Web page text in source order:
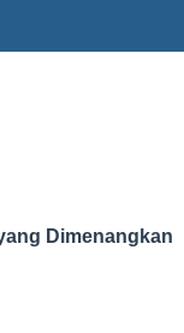
Dimenangkan